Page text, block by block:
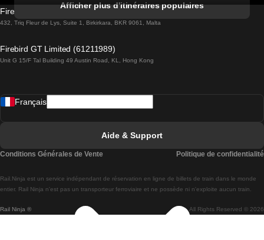
Trains de Lisbonne à Lagos
Trains de Lisbonne à Madrid
Trains de Lisbonne à Braga
Trains de Braga à Lisbonne
Afficher plus d'itinéraires populaires
Firebird GT Limited (OC 1451)
432, Triq Fleur de Lys, Suite 1, Birkirkara, BKR 9061, Malta
Firebird GT Limited (61211989)
Unit G 15/F Tal Building 49 Austin Road, KL, Hong Kong
Rail Ninja ® All Rights Reserved © 2026
Rail.Ninja est un service indépendant de réservation en ligne de billets de train dans le monde
entier. Rail Ninja n'est pas un transporteur ferroviaire et ne possède ni n'exploite aucun train.
Français
Aide & Support
Conditions Générales de Vente Politique de confidentialité